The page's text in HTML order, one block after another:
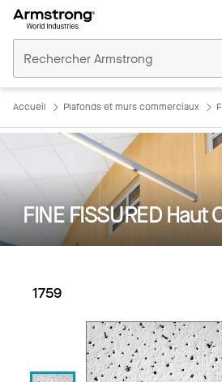
Plafonds
Commerciaux
Accueil Plafonds et murs commerciaux
FINE FISSURED Haut
1759